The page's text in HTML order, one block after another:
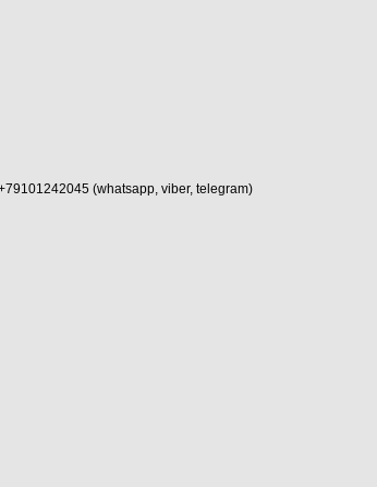
(whatsapp, viber, telegram)